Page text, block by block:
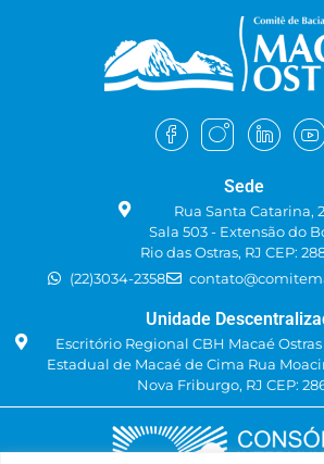
Sede
Rua Santa Catarina,
Sala 503 - Extensão do
Rio das Ostras, RJ CEP:
(22)3034-2358
Unidade
Escritório Regional CBH Macaé
Estadual de Macaé de Cima Rua
Nova Friburgo, RJ CEP: